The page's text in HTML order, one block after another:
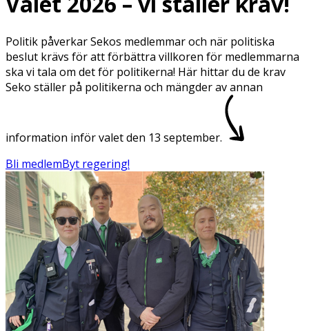
Politik påverkar Sekos medlemmar och när politiska
beslut krävs för att förbättra villkoren för medlemmarna
ska vi tala om det för politikerna! Här hittar du de krav
Seko ställer på politikerna och mängder av annan
information inför valet den 13 september.
Bli medlemByt regering!